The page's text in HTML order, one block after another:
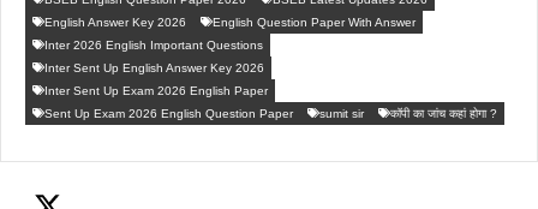
English Answer Key 2026
English Question Paper With Answer
Inter 2026 English Important Questions
Inter Sent Up English Answer Key 2026
Inter Sent Up Exam 2026 English Paper
Sent Up Exam 2026 English Question Paper
sumit sir कॉपी का जांच कहां होगा ?